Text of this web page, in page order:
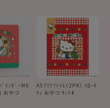
ｲﾝﾀﾞｰM6
おやつ
A5ｸﾘｱﾌｧｲﾙ（2PK） ﾊﾛｰｷ
ﾃｨ おやつ ｻﾝﾘｵ